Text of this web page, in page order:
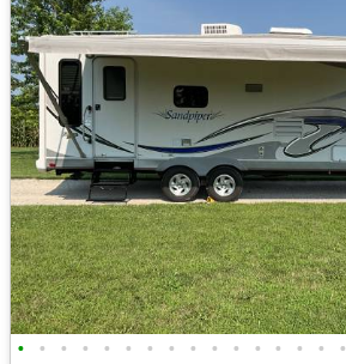
• • • • • • • • • • • • • • • •